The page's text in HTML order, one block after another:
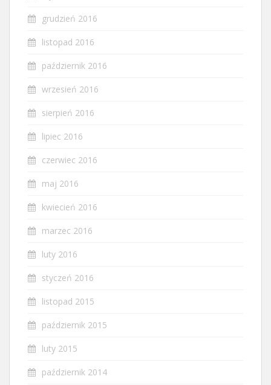
grudzień 2016
listopad 2016
październik 2016
wrzesień 2016
sierpień 2016
lipiec 2016
czerwiec 2016
maj 2016
kwiecień 2016
marzec 2016
luty 2016
styczeń 2016
listopad 2015
październik 2015
luty 2015
październik 2014